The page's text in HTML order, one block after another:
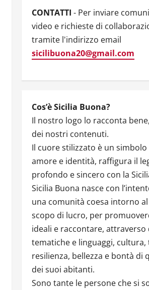
CONTATTI - Per inviare
video e richieste di
tramite l'indirizzo email
sicilibuona20@gmail.com
Cos’è Sicilia Buona?
Il nostro logo lo racconta
dei nostri contenuti.
Il cuore stilizzato è un
amore e identità, raffigura il
profondo e sincero con la
Sicilia Buona nasce con
una comunità coesa intorno
scopo di lucro, per
ideali e raccontare, attraverso
tematiche e linguaggi,
resilienza, bellezza e bontà di
dei suoi abitanti.
Sono tante le persone che si